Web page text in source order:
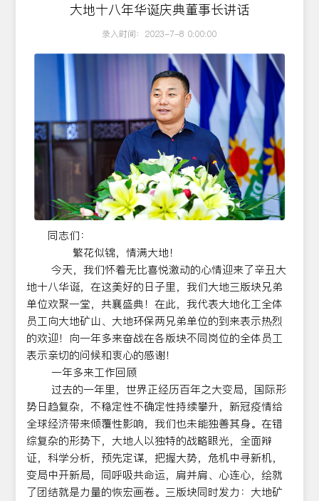
大地十八年华诞庆典董事长讲话
录入时间：2023-7-8 0:00:00
同志们：
繁花似锦，情满大地！
今天，我们怀着无比喜悦激动的心情迎来了辛丑大
地十八华诞，在这美好的日子里，我们大地三版块兄弟
单位欢聚一堂，共襄盛典！在此，我代表大地化工全体
员工向大地矿山、大地环保两兄弟单位的到来表示热烈
的欢迎！向一年多来奋战在各版块不同岗位的全体员工
表示亲切的问候和衷心的感谢！
一年多来工作回顾
过去的一年里，世界正经历百年之大变局，国际形
势日趋复杂，不稳定性不确定性持续攀升，新冠疫情给
全球经济带来倾覆性影响，我们也未能独善其身。在错
综复杂的形势下，大地人以独特的战略眼光，全面辩
证，科学分析，预先定谋，把握大势，危机中寻新机，
变局中开新局，同呼吸共命运，肩并肩、心连心，绘就
了团结就是力量的恢宏画卷。三版块同时发力：大地矿